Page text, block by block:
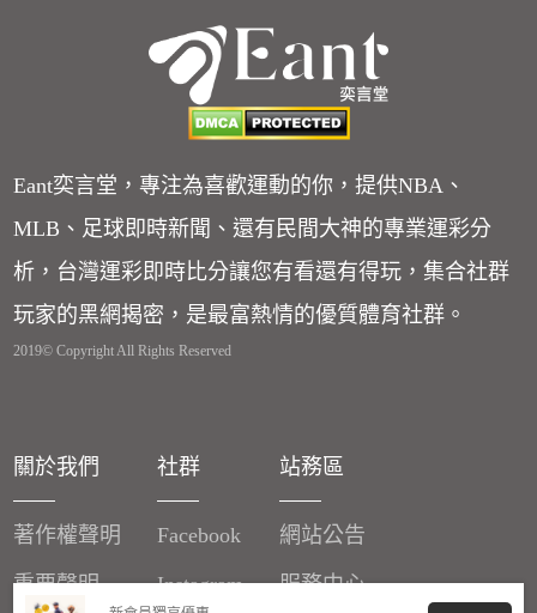
Eant奕言堂，專注為喜歡運動的你，提供NBA、
MLB、足球即時新聞、還有民間大神的專業運彩分
析，台灣運彩即時比分讓您有看還有得玩，集合社群
玩家的黑網揭密，是最富熱情的優質體育社群。
2019© Copyright All Rights Reserved
關於我們
著作權聲明
重要聲明
社群
Facebook
Instagram
站務區
網站公告
服務中心